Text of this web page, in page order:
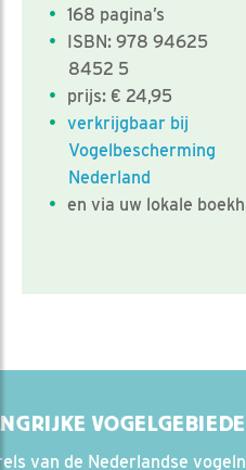
168 pagina’s
ISBN: 978 94625
8452 5
prijs: € 24,95
verkrijgbaar bij
Vogelbescherming
Nederland
en via uw lokale
van de Nederlandse